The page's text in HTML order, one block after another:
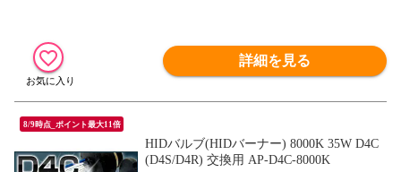
詳細を見る
8/9時点_ポイント最大11倍
HIDバルブ(HIDバーナー) 8000K 35W D4C
(D4S/D4R) 交換用 AP-D4C-8000K